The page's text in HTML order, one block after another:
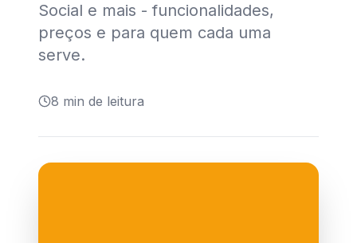
Social e mais - funcionalidades,
preços e para quem cada uma
serve.
8 min de leitura